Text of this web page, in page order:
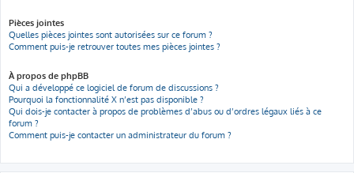
Pièces jointes
Quelles pièces jointes sont autorisées sur ce forum ?
Comment puis-je retrouver toutes mes pièces jointes ?
À propos de phpBB
Qui a développé ce logiciel de forum de discussions ?
Pourquoi la fonctionnalité X n’est pas disponible ?
Qui dois-je contacter à propos de problèmes d’abus ou d’ordres légaux liés à ce
forum ?
Comment puis-je contacter un administrateur du forum ?